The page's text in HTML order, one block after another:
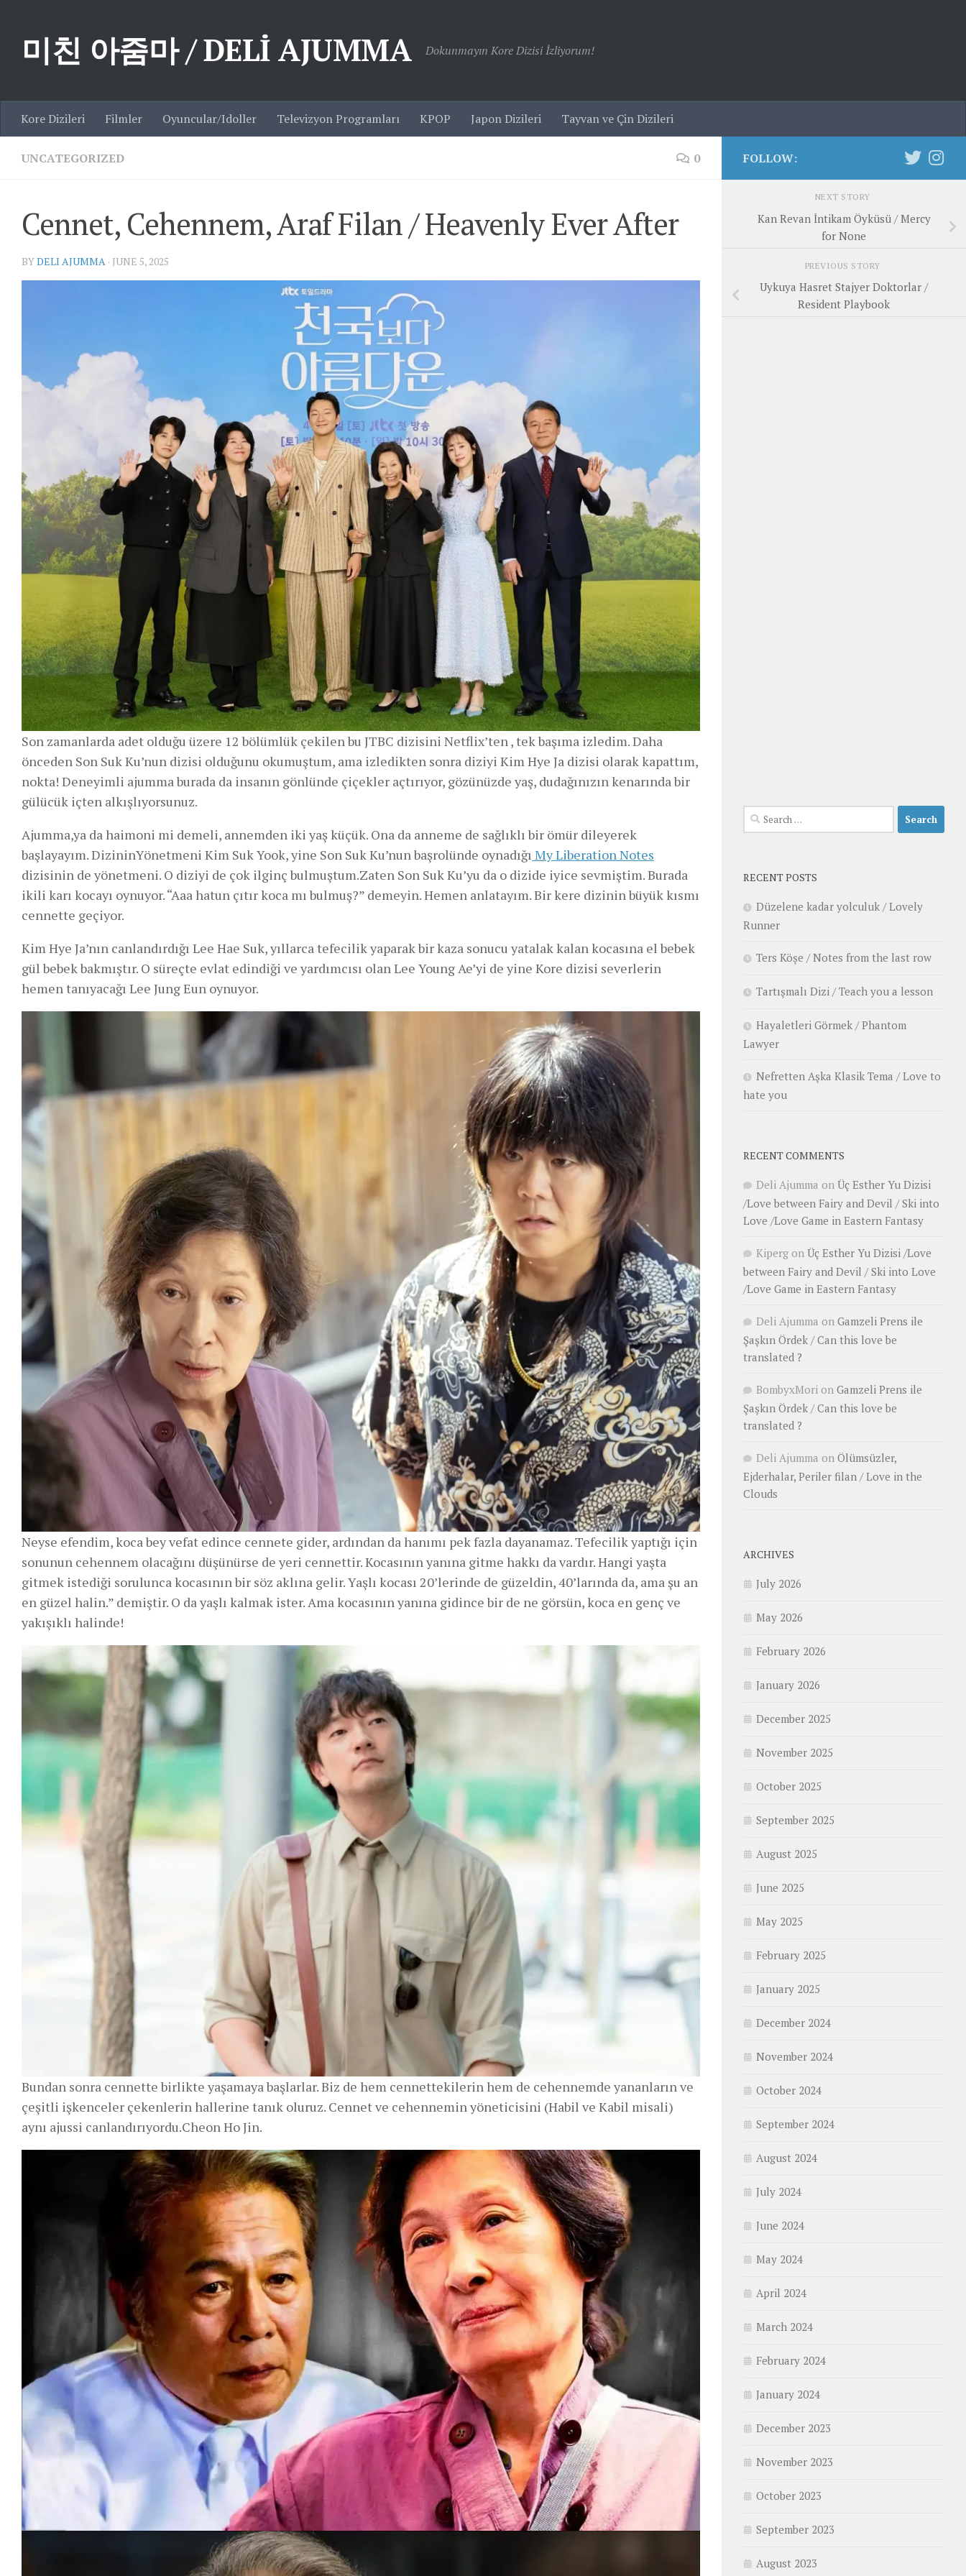
미친 아줌마 / DELİ AJUMMA Dokunmayın Kore Dizisi İzliyorum!
Kore Dizileri Filmler Oyuncular/Idoller Televizyon Programları KPOP Japon Dizileri Tayvan ve Çin Dizileri
UNCATEGORIZED 0
Cennet, Cehennem, Araf Filan / Heavenly Ever After
BYDELI AJUMMA · JUNE 5, 2025
Son zamanlarda adet olduğu üzere 12 bölümlük çekilen bu JTBC dizisini Netflix’ten , tek başıma izledim. Daha
önceden Son Suk Ku’nun dizisi olduğunu okumuştum, ama izledikten sonra diziyi Kim Hye Ja dizisi olarak kapattım,
nokta! Deneyimli ajumma burada da insanın gönlünde çiçekler açtırıyor, gözünüzde yaş, dudağınızın kenarında bir
gülücük içten alkışlıyorsunuz.
Ajumma,ya da haimoni mi demeli, annemden iki yaş küçük. Ona da anneme de sağlıklı bir ömür dileyerek
başlayayım. DizininYönetmeni Kim Suk Yook, yine Son Suk Ku’nun başrolünde oynadığı My Liberation Notes
dizisinin de yönetmeni. O diziyi de çok ilginç bulmuştum.Zaten Son Suk Ku’yu da o dizide iyice sevmiştim. Burada
ikili karı kocayı oynuyor. “Aaa hatun çıtır koca mı bulmuş?” demeyin. Hemen anlatayım. Bir kere dizinin büyük kısmı
cennette geçiyor.
Kim Hye Ja’nın canlandırdığı Lee Hae Suk, yıllarca tefecilik yaparak bir kaza sonucu yatalak kalan kocasına el bebek
gül bebek bakmıştır. O süreçte evlat edindiği ve yardımcısı olan Lee Young Ae’yi de yine Kore dizisi severlerin
hemen tanıyacağı Lee Jung Eun oynuyor.
Neyse efendim, koca bey vefat edince cennete gider, ardından da hanımı pek fazla dayanamaz. Tefecilik yaptığı için
sonunun cehennem olacağını düşünürse de yeri cennettir. Kocasının yanına gitme hakkı da vardır. Hangi yaşta
gitmek istediği sorulunca kocasının bir söz aklına gelir. Yaşlı kocası 20’lerinde de güzeldin, 40’larında da, ama şu an
en güzel halin.” demiştir. O da yaşlı kalmak ister. Ama kocasının yanına gidince bir de ne görsün, koca en genç ve
yakışıklı halinde!
Bundan sonra cennette birlikte yaşamaya başlarlar. Biz de hem cennettekilerin hem de cehennemde yananların ve
çeşitli işkenceler çekenlerin hallerine tanık oluruz. Cennet ve cehennemin yöneticisini (Habil ve Kabil misali)
aynı ajussi canlandırıyordu.Cheon Ho Jin.
FOLLOW:
NEXT STORY
Kan Revan İntikam Öyküsü / Mercy
for None
PREVIOUS STORY
Uykuya Hasret Stajyer Doktorlar /
Resident Playbook
Search
for:
RECENT POSTS
Düzelene kadar yolculuk / Lovely
Runner
Ters Köşe / Notes from the last row
Tartışmalı Dizi / Teach you a lesson
Hayaletleri Görmek / Phantom
Lawyer
Nefretten Aşka Klasik Tema / Love to
hate you
RECENT COMMENTS
Deli Ajumma on Üç Esther Yu Dizisi
/Love between Fairy and Devil / Ski into
Love /Love Game in Eastern Fantasy
Kiperg on Üç Esther Yu Dizisi /Love
between Fairy and Devil / Ski into Love
/Love Game in Eastern Fantasy
Deli Ajumma on Gamzeli Prens ile
Şaşkın Ördek / Can this love be
translated ?
BombyxMori on Gamzeli Prens ile
Şaşkın Ördek / Can this love be
translated ?
Deli Ajumma on Ölümsüzler,
Ejderhalar, Periler filan / Love in the
Clouds
ARCHIVES
July 2026
May 2026
February 2026
January 2026
December 2025
November 2025
October 2025
September 2025
August 2025
June 2025
May 2025
February 2025
January 2025
December 2024
November 2024
October 2024
September 2024
August 2024
July 2024
June 2024
May 2024
April 2024
March 2024
February 2024
January 2024
December 2023
November 2023
October 2023
September 2023
August 2023